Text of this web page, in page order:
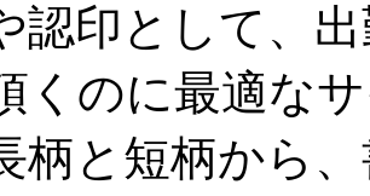
認印として、
くのに最適な
柄と短柄から